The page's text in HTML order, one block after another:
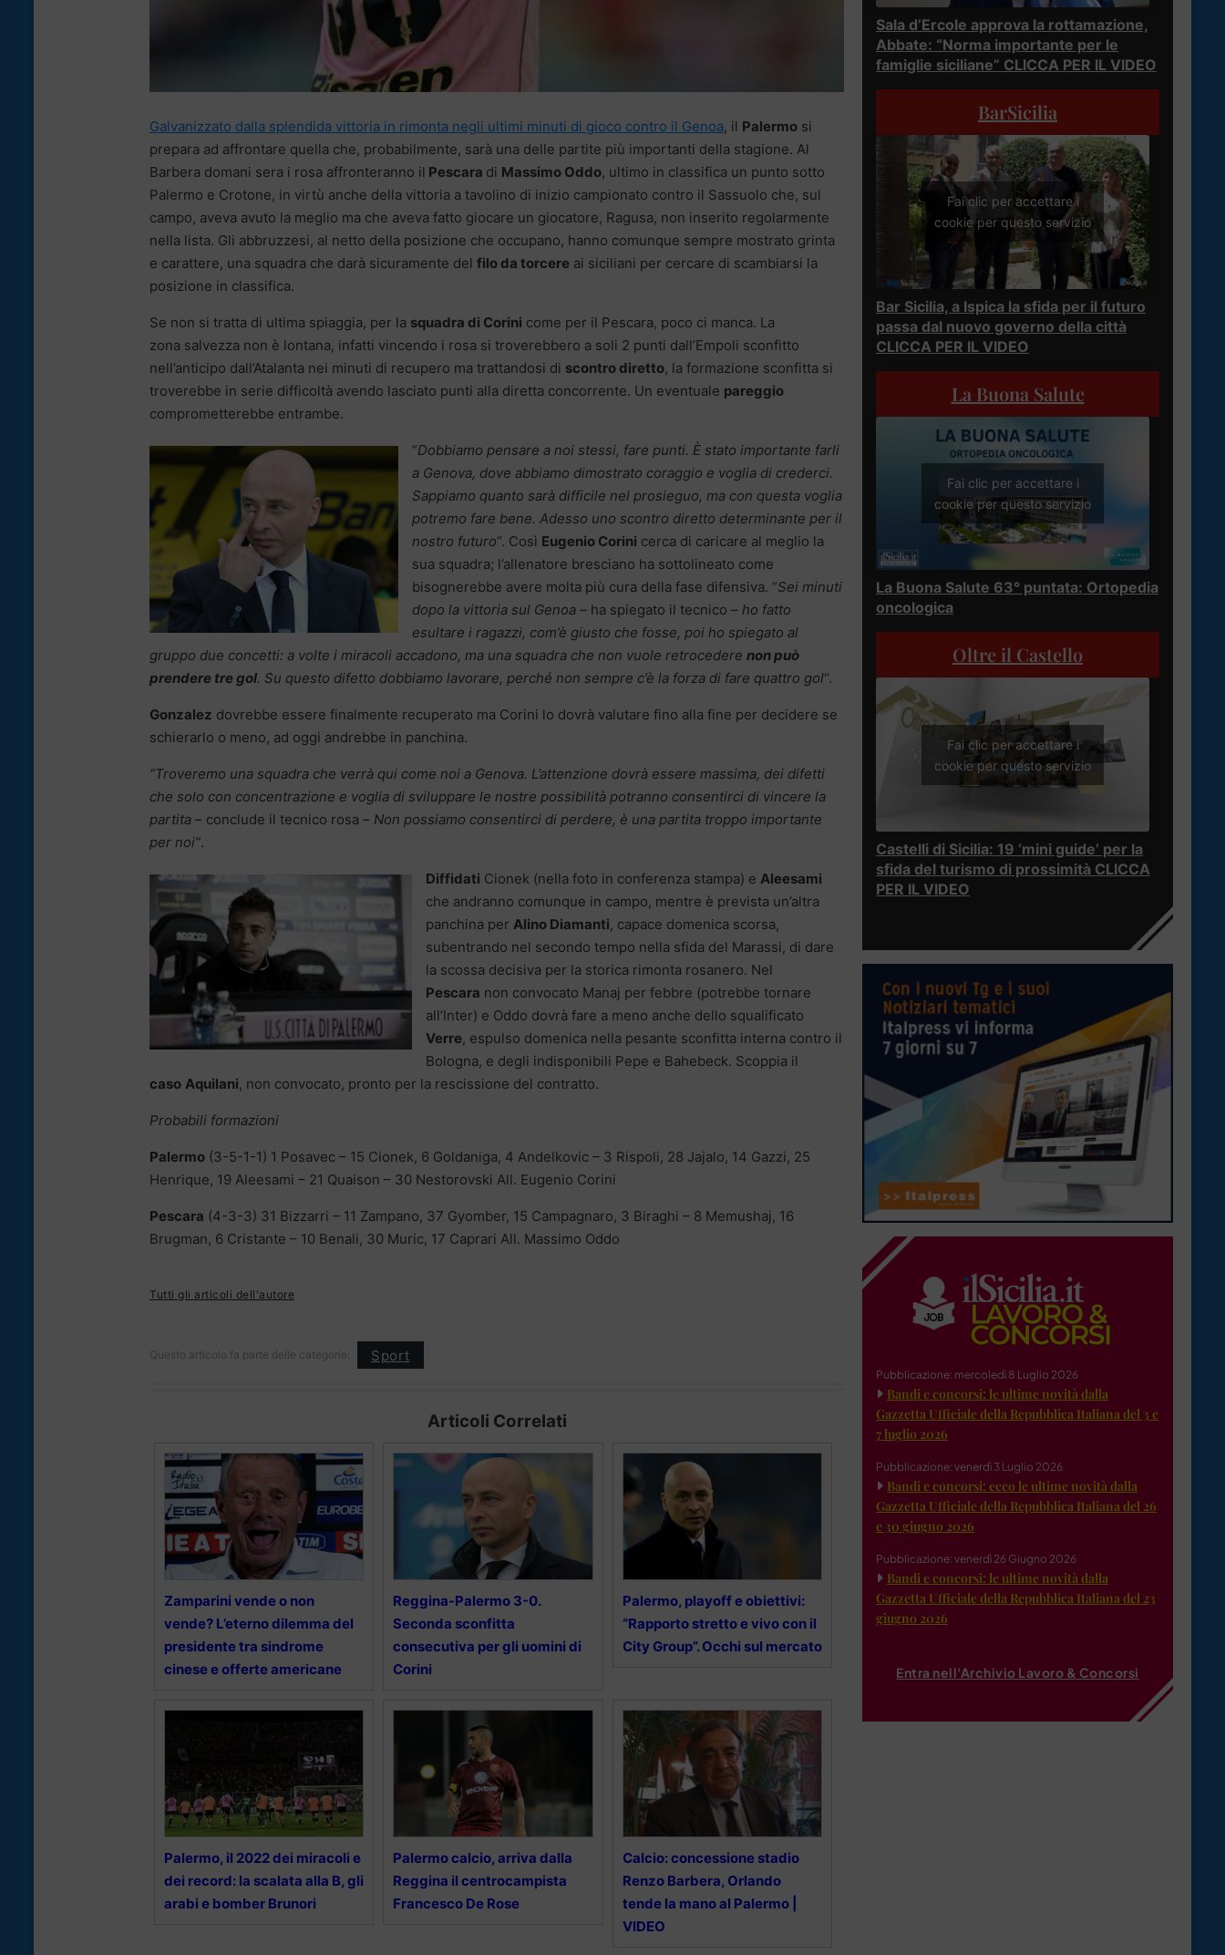
Galvanizzato dalla splendida vittoria in rimonta negli ultimi minuti di gioco contro il Genoa, il Palermo si
prepara ad affrontare quella che, probabilmente, sarà una delle partite più importanti della stagione. Al
Barbera domani sera i rosa affronteranno il Pescara di Massimo Oddo, ultimo in classifica un punto sotto
Palermo e Crotone, in virtù anche della vittoria a tavolino di inizio campionato contro il Sassuolo che, sul
campo, aveva avuto la meglio ma che aveva fatto giocare un giocatore, Ragusa, non inserito regolarmente
nella lista. Gli abbruzzesi, al netto della posizione che occupano, hanno comunque sempre mostrato grinta
e carattere, una squadra che darà sicuramente del filo da torcere ai siciliani per cercare di scambiarsi la
posizione in classifica.
Se non si tratta di ultima spiaggia, per la squadra di Corini come per il Pescara, poco ci manca. La
zona salvezza non è lontana, infatti vincendo i rosa si troverebbero a soli 2 punti dall’Empoli sconfitto
nell’anticipo dall’Atalanta nei minuti di recupero ma trattandosi di scontro diretto, la formazione sconfitta si
troverebbe in serie difficoltà avendo lasciato punti alla diretta concorrente. Un eventuale pareggio
comprometterebbe entrambe.
“Dobbiamo pensare a noi stessi, fare punti. È stato importante farli
a Genova, dove abbiamo dimostrato coraggio e voglia di crederci.
Sappiamo quanto sarà difficile nel prosieguo, ma con questa voglia
potremo fare bene. Adesso uno scontro diretto determinante per il
nostro futuro“. Così Eugenio Corini cerca di caricare al meglio la
sua squadra; l’allenatore bresciano ha sottolineato come
bisognerebbe avere molta più cura della fase difensiva. “Sei minuti
dopo la vittoria sul Genoa – ha spiegato il tecnico – ho fatto
esultare i ragazzi, com’è giusto che fosse, poi ho spiegato al
gruppo due concetti: a volte i miracoli accadono, ma una squadra che non vuole retrocedere non può
prendere tre gol. Su questo difetto dobbiamo lavorare, perché non sempre c’è la forza di fare quattro gol“.
Gonzalez dovrebbe essere finalmente recuperato ma Corini lo dovrà valutare fino alla fine per decidere se
schierarlo o meno, ad oggi andrebbe in panchina.
“Troveremo una squadra che verrà qui come noi a Genova. L’attenzione dovrà essere massima, dei difetti
che solo con concentrazione e voglia di sviluppare le nostre possibilità potranno consentirci di vincere la
partita – conclude il tecnico rosa – Non possiamo consentirci di perdere, è una partita troppo importante
per noi”.
Diffidati Cionek (nella foto in conferenza stampa) e Aleesami
che andranno comunque in campo, mentre è prevista un’altra
panchina per Alino Diamanti, capace domenica scorsa,
subentrando nel secondo tempo nella sfida del Marassi, di dare
la scossa decisiva per la storica rimonta rosanero. Nel
Pescara non convocato Manaj per febbre (potrebbe tornare
all’Inter) e Oddo dovrà fare a meno anche dello squalificato
Verre, espulso domenica nella pesante sconfitta interna contro il
Bologna, e degli indisponibili Pepe e Bahebeck. Scoppia il
caso Aquilani, non convocato, pronto per la rescissione del contratto.
Probabili formazioni
Palermo (3-5-1-1) 1 Posavec – 15 Cionek, 6 Goldaniga, 4 Andelkovic – 3 Rispoli, 28 Jajalo, 14 Gazzi, 25
Henrique, 19 Aleesami – 21 Quaison – 30 Nestorovski All. Eugenio Corini
Pescara (4-3-3) 31 Bizzarri – 11 Zampano, 37 Gyomber, 15 Campagnaro, 3 Biraghi – 8 Memushaj, 16
Brugman, 6 Cristante – 10 Benali, 30 Muric, 17 Caprari All. Massimo Oddo
Tutti gli articoli dell'autore
Questo articolo fa parte delle categorie: Sport
Articoli Correlati
Zamparini vende o non
vende? L’eterno dilemma del
presidente tra sindrome
cinese e offerte americane
Reggina-Palermo 3-0.
Seconda sconfitta
consecutiva per gli uomini di
Corini
Palermo, playoff e obiettivi:
“Rapporto stretto e vivo con il
City Group”. Occhi sul mercato
Palermo, il 2022 dei miracoli e
dei record: la scalata alla B, gli
arabi e bomber Brunori
Palermo calcio, arriva dalla
Reggina il centrocampista
Francesco De Rose
Calcio: concessione stadio
Renzo Barbera, Orlando
tende la mano al Palermo |
VIDEO
Sala d’Ercole approva la rottamazione,
Abbate: “Norma importante per le
famiglie siciliane” CLICCA PER IL VIDEO
BarSicilia
Fai clic per accettare i
cookie per questo servizio
Bar Sicilia, a Ispica la sfida per il futuro
passa dal nuovo governo della città
CLICCA PER IL VIDEO
La Buona Salute
Fai clic per accettare i
cookie per questo servizio
La Buona Salute 63° puntata: Ortopedia
oncologica
Oltre il Castello
Fai clic per accettare i
cookie per questo servizio
Castelli di Sicilia: 19 ‘mini guide’ per la
sfida del turismo di prossimità CLICCA
PER IL VIDEO
Pubblicazione: mercoledì 8 Luglio 2026
Bandi e concorsi: le ultime novità dalla
Gazzetta Ufficiale della Repubblica Italiana del 3 e
7 luglio 2026
Pubblicazione: venerdì 3 Luglio 2026
Bandi e concorsi: ecco le ultime novità dalla
Gazzetta Ufficiale della Repubblica Italiana del 26
e 30 giugno 2026
Pubblicazione: venerdì 26 Giugno 2026
Bandi e concorsi: le ultime novità dalla
Gazzetta Ufficiale della Repubblica Italiana del 23
giugno 2026
Entra nell'Archivio Lavoro & Concorsi